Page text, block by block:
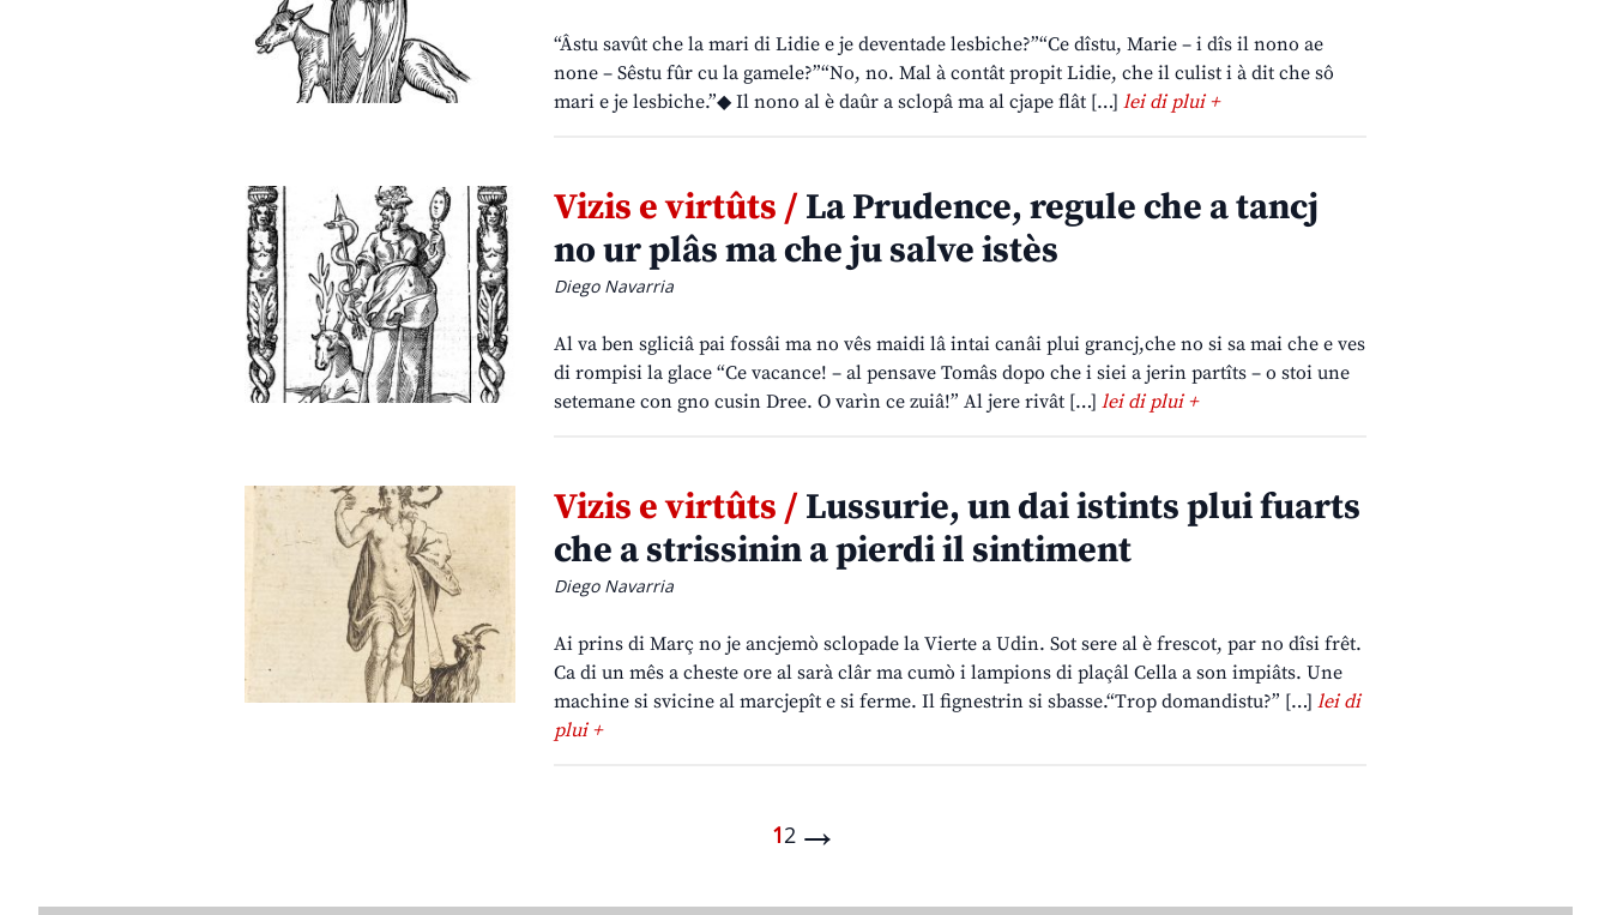
“Âstu savût che la mari di Lidie e je deventade lesbiche?”“Ce dîstu, Marie – i dîs il nono ae
none – Sêstu fûr cu la gamele?”“No, no. Mal à contât propit Lidie, che il culist i à dit che sô
mari e je lesbiche.”◆ Il nono al è daûr a sclopâ ma al cjape flât […] lei di plui +
Vizis e virtûts /La Prudence, regule che a tancj
no ur plâs ma che ju salve istès
Diego Navarria
Al va ben sgliciâ pai fossâi ma no vês maidi lâ intai canâi plui grancj,che no si sa mai che e ves
di rompisi la glace “Ce vacance! – al pensave Tomâs dopo che i siei a jerin partîts – o stoi une
setemane con gno cusin Dree. O varìn ce zuiâ!” Al jere rivât […] lei di plui +
Vizis e virtûts /Lussurie, un dai istints plui fuarts
che a strissinin a pierdi il sintiment
Diego Navarria
Ai prins di Març no je ancjemò sclopade la Vierte a Udin. Sot sere al è frescot, par no dîsi frêt.
Ca di un mês a cheste ore al sarà clâr ma cumò i lampions di plaçâl Cella a son impiâts. Une
machine si svicine al marcjepît e si ferme. Il fignestrin si sbasse.“Trop domandistu?” […] lei di
plui +
12 →